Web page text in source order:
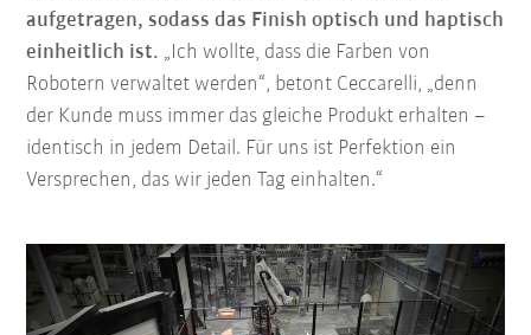
aufgetragen, sodass das Finish optisch und haptisch
einheitlich ist. „Ich wollte, dass die Farben von
Robotern verwaltet werden“, betont Ceccarelli, „denn
der Kunde muss immer das gleiche Produkt erhalten –
identisch in jedem Detail. Für uns ist Perfektion ein
Versprechen, das wir jeden Tag einhalten.“